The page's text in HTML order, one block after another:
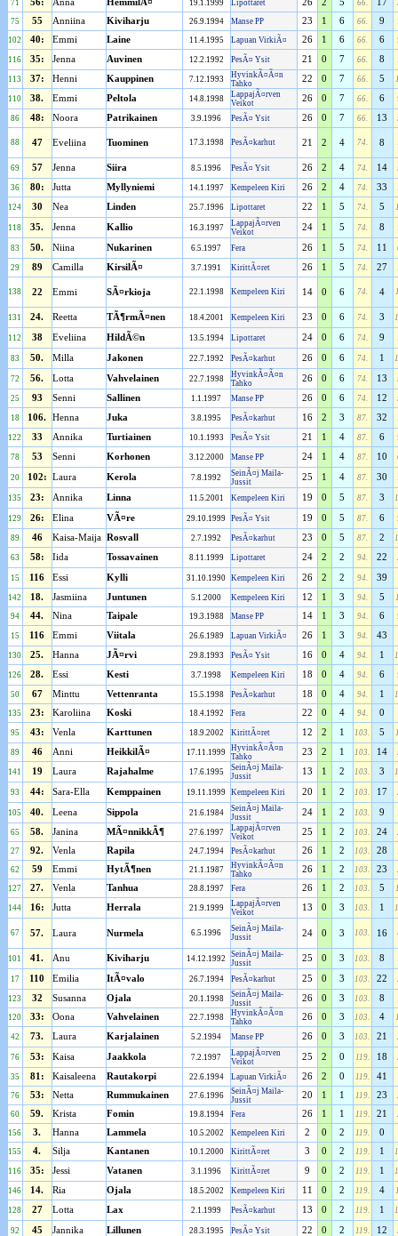
71 56: Anna HemmilÃ¤ 19.1.1999 Lipottaret 26 2 5 66. 17
75 55 Anniina Kiviharju 26.9.1994 Manse PP 23 1 6 66. 9
102 40: Emmi Laine 11.4.1995 Lapuan VirkiÃ¤ 26 1 6 66. 6
116 35: Jenna Auvinen 12.2.1992 PesÃ¤ Ysit 21 0 7 66. 8
113 37: Henni Kauppinen 7.12.1993
HyvinkÃ¤Ã¤n
Tahko
22 0 7 66. 5
110 38. Emmi Peltola 14.8.1998
LappajÃ¤rven
Veikot
26 0 7 66. 6
86 48: Noora Patrikainen 3.9.1996 PesÃ¤ Ysit 26 0 7 66. 13
88 47 Eveliina Tuominen 17.3.1998 PesÃ¤karhut 21 2 4 74. 8
69 57 Jenna Siira 8.5.1996 PesÃ¤ Ysit 26 2 4 74. 14
36 80: Jutta Myllyniemi 14.1.1997 Kempeleen Kiri 26 2 4 74. 33
124 30 Nea Linden 25.7.1996 Lipottaret 22 1 5 74. 5
118 35. Jenna Kallio 16.3.1997
LappajÃ¤rven
Veikot
24 1 5 74. 8
83 50. Niina Nukarinen 6.5.1997 Fera 26 1 5 74. 11
29 89 Camilla KirsilÃ¤ 3.7.1991 KirittÃ¤ret 26 1 5 74. 27
138 22 Emmi SÃ¤rkioja 22.1.1998 Kempeleen Kiri 14 0 6 74. 4
131 24. Reetta TÃ¶rmÃ¤nen 18.4.2001 Kempeleen Kiri 23 0 6 74. 3
112 38 Eveliina HildÃ©n 13.5.1994 Lipottaret 24 0 6 74. 9
83 50. Milla Jakonen 22.7.1992 PesÃ¤karhut 26 0 6 74. 1
72 56. Lotta Vahvelainen 22.7.1998
HyvinkÃ¤Ã¤n
Tahko
26 0 6 74. 13
25 93 Senni Sallinen 1.1.1997 Manse PP 26 0 6 74. 12
18 106. Henna Juka 3.8.1995 PesÃ¤karhut 16 2 3 87. 32
122 33 Annika Turtiainen 10.1.1993 PesÃ¤ Ysit 21 1 4 87. 6
78 53 Senni Korhonen 3.12.2000 Manse PP 24 1 4 87. 10
20 102: Laura Kerola 7.8.1992
SeinÃ¤j Maila-
Jussit
25 1 4 87. 30
135 23: Annika Linna 11.5.2001 Kempeleen Kiri 19 0 5 87. 3
129 26: Elina VÃ¤re 29.10.1999 PesÃ¤ Ysit 19 0 5 87. 6
89 46 Kaisa-Maija Rosvall 2.7.1992 PesÃ¤karhut 23 0 5 87. 2
63 58: Iida Tossavainen 8.11.1999 Lipottaret 24 2 2 94. 22
15 116 Essi Kylli 31.10.1990 Kempeleen Kiri 26 2 2 94. 39
142 18. Jasmiina Juntunen 5.1.2000 Kempeleen Kiri 12 1 3 94. 5
94 44. Nina Taipale 19.3.1988 Manse PP 14 1 3 94. 6
15 116 Emmi Viitala 26.6.1989 Lapuan VirkiÃ¤ 26 1 3 94. 43
130 25. Hanna JÃ¤rvi 29.8.1993 PesÃ¤ Ysit 16 0 4 94. 1
126 28. Essi Kesti 3.7.1998 Kempeleen Kiri 18 0 4 94. 6
50 67 Minttu Vettenranta 15.5.1998 PesÃ¤karhut 18 0 4 94. 1
135 23: Karoliina Koski 18.4.1992 Fera 22 0 4 94. 0
95 43: Venla Karttunen 18.9.2002 KirittÃ¤ret 12 2 1 103. 5
89 46 Anni HeikkilÃ¤ 17.11.1999 HyvinkÃ¤Ã¤n
Tahko
23 2 1 103. 14
141 19 Laura Rajahalme 17.6.1995
SeinÃ¤j Maila-
Jussit
13 1 2 103. 3
93 44: Sara-Ella Kemppainen 19.11.1999 Kempeleen Kiri 20 1 2 103. 17
105 40. Leena Sippola 21.6.1984
SeinÃ¤j Maila-
Jussit
24 1 2 103. 9
65 58. Janina MÃ¤nnikkÃ¶ 27.6.1997
LappajÃ¤rven
Veikot
25 1 2 103. 24
27 92. Venla Rapila 24.7.1994 PesÃ¤karhut 26 1 2 103. 28
62 59 Emmi HytÃ¶nen 21.1.1987
HyvinkÃ¤Ã¤n
Tahko
26 1 2 103. 23
127 27. Venla Tanhua 28.8.1997 Fera 26 1 2 103. 5
144 16: Jutta Herrala 21.9.1999
LappajÃ¤rven
Veikot
13 0 3 103. 1
67 57. Laura Nurmela 6.5.1996
SeinÃ¤j Maila-
Jussit
24 0 3 103. 16
101 41. Anu Kiviharju 14.12.1992
SeinÃ¤j Maila-
Jussit
25 0 3 103. 8
17 110 Emilia ItÃ¤valo 26.7.1994 PesÃ¤karhut 25 0 3 103. 22
123 32 Susanna Ojala 20.1.1998
SeinÃ¤j Maila-
Jussit
26 0 3 103. 8
120 33: Oona Vahvelainen 22.7.1998
HyvinkÃ¤Ã¤n
Tahko
26 0 3 103. 4
42 73. Laura Karjalainen 5.2.1994 Manse PP 26 0 3 103. 21
76 53: Kaisa Jaakkola 7.2.1997
LappajÃ¤rven
Veikot
25 2 0 119. 18
35 81: Kaisaleena Rautakorpi 22.6.1994 Lapuan VirkiÃ¤ 26 2 0 119. 41
76 53: Netta Rummukainen 27.6.1996
SeinÃ¤j Maila-
Jussit
20 1 1 119. 23
60 59. Krista Fomin 19.8.1994 Fera 26 1 1 119. 21
156 3. Hanna Lammela 10.5.2002 Kempeleen Kiri 2 0 2 119. 0
155 4. Silja Kantanen 10.1.2000 KirittÃ¤ret 3 0 2 119. 1
116 35: Jessi Vatanen 3.1.1996 KirittÃ¤ret 9 0 2 119. 1
146 14. Ria Ojala 18.5.2002 Kempeleen Kiri 11 0 2 119. 4
128 27 Lotta Lax 2.1.1999 PesÃ¤karhut 13 0 2 119. 1
92 45 Jannika Lillunen 28.3.1995 PesÃ¤ Ysit 22 0 2 119. 12